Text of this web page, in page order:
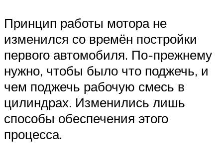
Принцип работы мотора не
изменился со времён постройки
первого автомобиля. По-прежнему
нужно, чтобы было что поджечь, и
чем поджечь рабочую смесь в
цилиндрах. Изменились лишь
способы обеспечения этого
процесса.